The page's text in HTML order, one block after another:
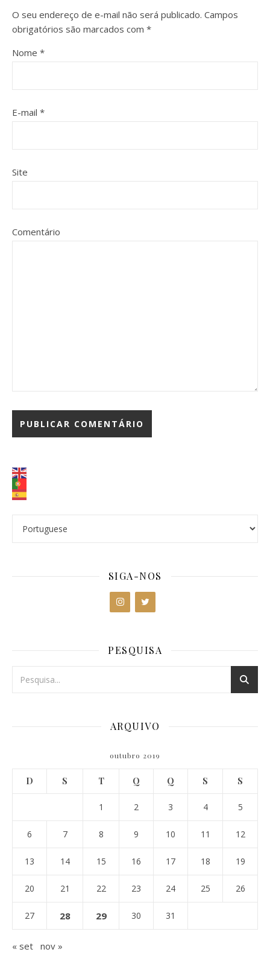
O seu endereço de e-mail não será publicado. Campos
obrigatórios são marcados com *
Nome *
E-mail *
Site
Comentário
SIGA-NOS
PESQUISA
ARQUIVO
outubro 2019
D S T Q Q S S
1 2 3 4 5
6 7 8 9 10 11 12
13 14 15 16 17 18 19
20 21 22 23 24 25 26
27 28 29 30 31
« set nov »